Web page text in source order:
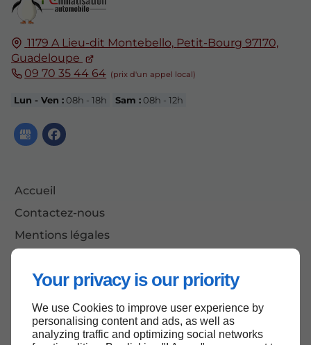
Your privacy is our priority
We use Cookies to improve user experience by
personalising content and ads, as well as
analyzing traffic and optimizing social networks
1179 A Lieu-dit Montebello, Petit-Bourg 97170,
Guadeloupe
09 70 35 44 64
Lun - Ven :08h - 18h Sam :08h - 12h
Accueil
Contactez-nous
Mentions légales
Haut de page